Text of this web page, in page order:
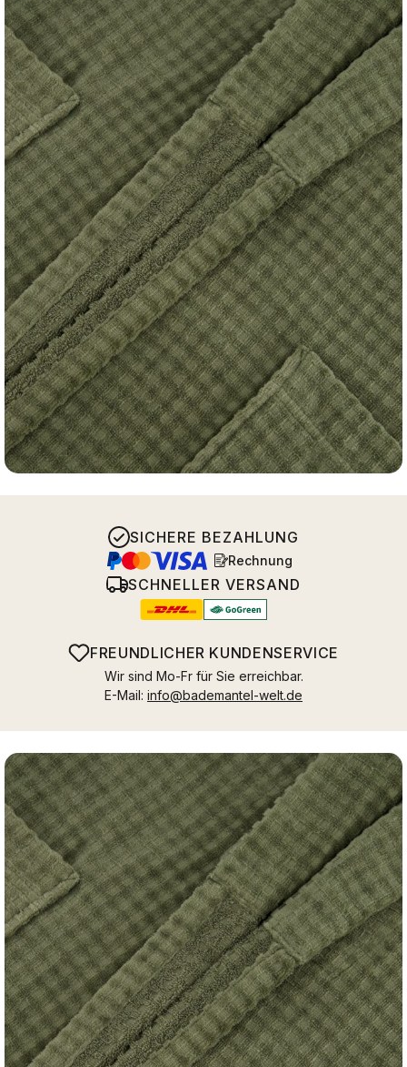
SICHERE BEZAHLUNG
Rechnung
SCHNELLER VERSAND
FREUNDLICHER KUNDENSERVICE
Wir sind Mo-Fr für Sie erreichbar.
E-Mail: info@bademantel-welt.de